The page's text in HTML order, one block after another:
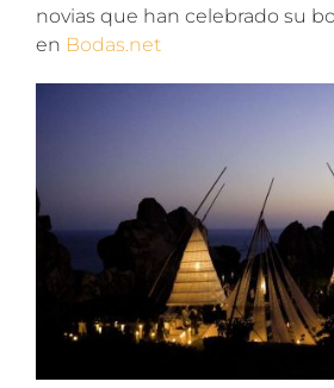
novias que han celebrado su
en Bodas.net